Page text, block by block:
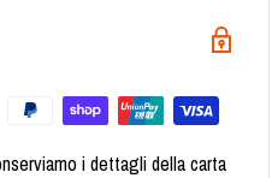
i dettagli della carta